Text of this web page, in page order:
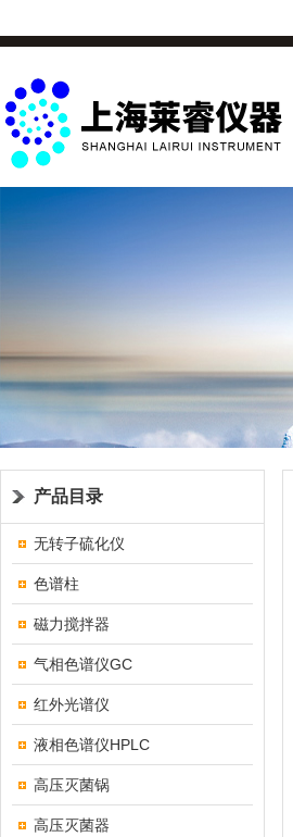
产品目录
无转子硫化仪
色谱柱
磁力搅拌器
气相色谱仪GC
红外光谱仪
液相色谱仪HPLC
高压灭菌锅
高压灭菌器